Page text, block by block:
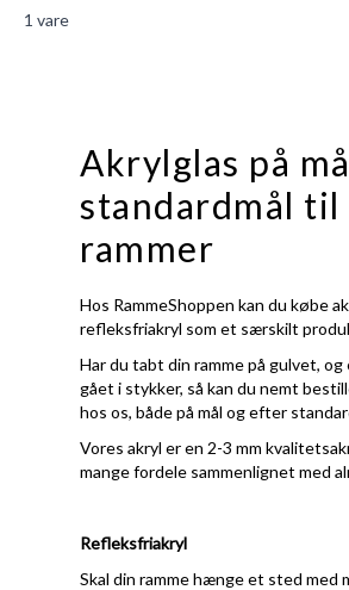
1 vare
Akrylglas på
standardmål til
rammer
Hos RammeShoppen kan du købe
refleksfriakryl som et særskilt
Har du tabt din ramme på gulvet, og
gået i stykker, så kan du nemt
hos os, både på mål og efter
Vores akryl er en 2-3 mm
mange fordele sammenlignet med
Refleksfriakryl
Skal din ramme hænge et sted med